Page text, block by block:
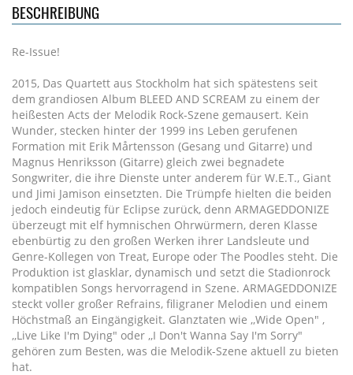
BESCHREIBUNG
Re-Issue!
2015, Das Quartett aus Stockholm hat sich spätestens seit
dem grandiosen Album BLEED AND SCREAM zu einem der
heißesten Acts der Melodik Rock-Szene gemausert. Kein
Wunder, stecken hinter der 1999 ins Leben gerufenen
Formation mit Erik Mårtensson (Gesang und Gitarre) und
Magnus Henriksson (Gitarre) gleich zwei begnadete
Songwriter, die ihre Dienste unter anderem für W.E.T., Giant
und Jimi Jamison einsetzten. Die Trümpfe hielten die beiden
jedoch eindeutig für Eclipse zurück, denn ARMAGEDDONIZE
überzeugt mit elf hymnischen Ohrwürmern, deren Klasse
ebenbürtig zu den großen Werken ihrer Landsleute und
Genre-Kollegen von Treat, Europe oder The Poodles steht. Die
Produktion ist glasklar, dynamisch und setzt die Stadionrock
kompatiblen Songs hervorragend in Szene. ARMAGEDDONIZE
steckt voller großer Refrains, filigraner Melodien und einem
Höchstmaß an Eingängigkeit. Glanztaten wie ,,Wide Open" ,
,,Live Like I'm Dying" oder ,,I Don't Wanna Say I'm Sorry"
gehören zum Besten, was die Melodik-Szene aktuell zu bieten
hat.